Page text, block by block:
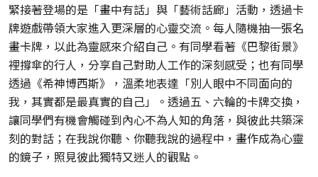
緊接著登場的是「畫中有話」與「藝術話廊」活動，透過卡
牌遊戲帶領大家進入更深層的心靈交流。每人隨機抽一張名
畫卡牌，以此為靈感來介紹自己。有同學看著《巴黎街景》
裡撐傘的行人，分享自己對助人工作的深刻感受；也有同學
透過《希神博西斯》，溫柔地表達「別人眼中不同面向的
我，其實都是最真實的自己」。透過五、六輪的卡牌交換，
讓同學們有機會觸碰到內心不為人知的角落，與彼此共築深
刻的對話；在我說你聽、你聽我說的過程中，畫作成為心靈
的鏡子，照見彼此獨特又迷人的觀點。